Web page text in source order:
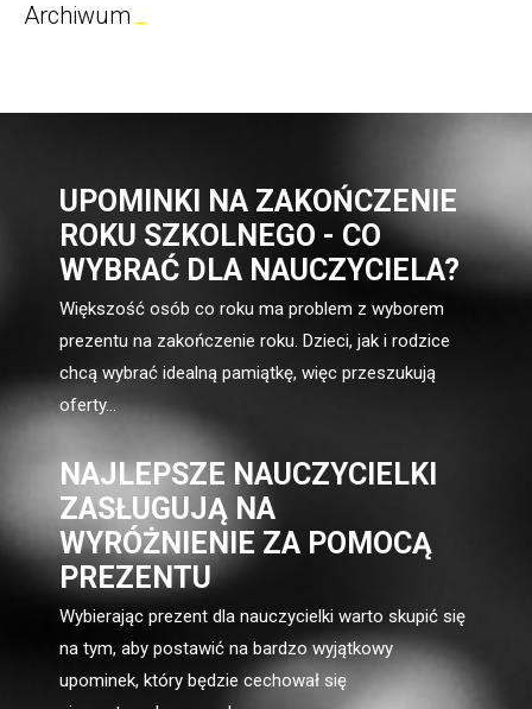
Archiwum
UPOMINKI NA ZAKOŃCZENIE
ROKU SZKOLNEGO - CO
WYBRAĆ DLA NAUCZYCIELA?
Większość osób co roku ma problem z wyborem
prezentu na zakończenie roku. Dzieci, jak i rodzice
chcą wybrać idealną pamiątkę, więc przeszukują
oferty...
NAJLEPSZE NAUCZYCIELKI
ZASŁUGUJĄ NA
WYRÓŻNIENIE ZA POMOCĄ
PREZENTU
Wybierając prezent dla nauczycielki warto skupić się
na tym, aby postawić na bardzo wyjątkowy
upominek, który będzie cechował się